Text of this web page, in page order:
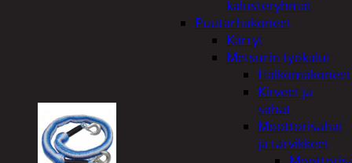
kalusteryhmät
Puutarhakoneet
Kärryt
Metsurin työkalut
Halkomakoneet
Kirveet ja
sahat
Moottorisahat
ja tarvikkeet